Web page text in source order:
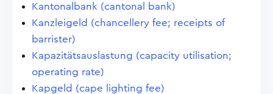
Kantonalbank (cantonal bank)
Kanzleigeld (chancellery fee; receipts of
barrister)
Kapazitätsauslastung (capacity utilisation;
operating rate)
Kapgeld (cape lighting fee)